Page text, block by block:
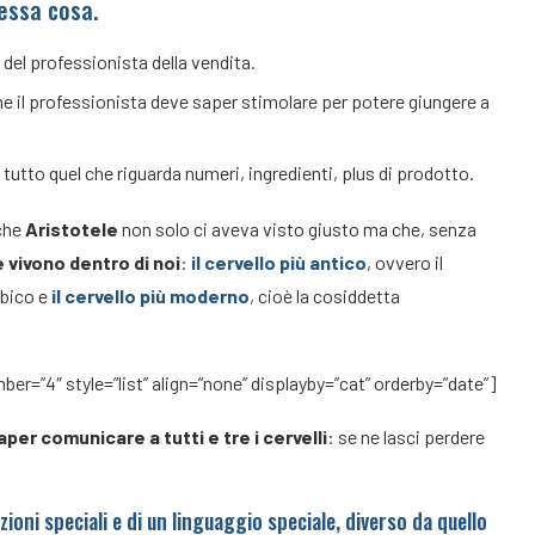
cosa.
professionista della vendita.
il professionista deve saper stimolare per potere giungere a
quel che riguarda numeri, ingredienti, plus di prodotto.
Aristotele non solo ci aveva visto giusto ma che, senza
dentro di noi: il cervello più antico, ovvero il
e il cervello più moderno, cioè la cosiddetta
style=”list” align=”none” displayby=”cat” orderby=”date”]
comunicare a tutti e tre i cervelli: se ne lasci perdere
speciali e di un linguaggio speciale, diverso da quello